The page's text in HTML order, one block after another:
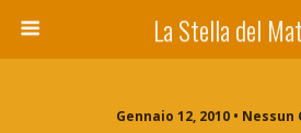
La Stella del
Gennaio 12, 2010 •